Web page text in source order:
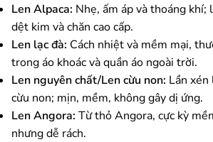
Len Alpaca: Nhẹ, ấm áp và thoáng khí;
dệt kim và chăn cao cấp.
Len lạc đà: Cách nhiệt và mềm mại,
trong áo khoác và quần áo ngoài trời.
Len nguyên chất/Len cừu non: Lần
cừu non; mịn, mềm, không gây dị ứng.
Len Angora: Từ thỏ Angora, cực kỳ
nhưng dễ rách.